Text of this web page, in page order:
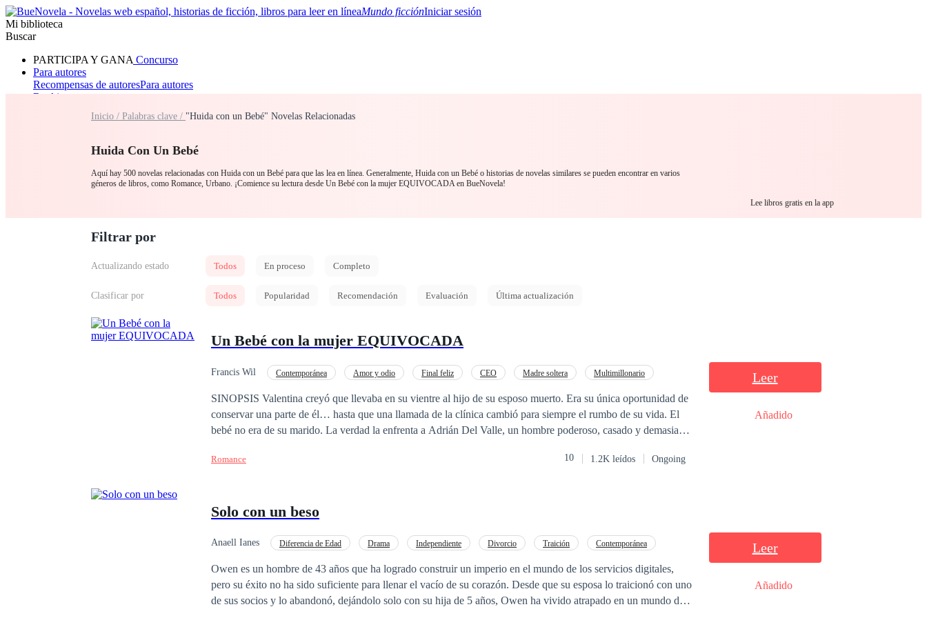
Mundo ficciónIniciar sesión
Mi biblioteca
Buscar
PARTICIPA Y GANA Concurso
Para autores
Recompensas de autoresPara autores
Ranking
RomanceHombre loboMafiaSistema
Inicio / Palabras clave / "Huida con un Bebé" Novelas Relacionadas
Huida Con Un Bebé
Aquí hay 500 novelas relacionadas con Huida con un Bebé para que las lea en línea. Generalmente, Huida con un Bebé o historias de novelas similares se pueden encontrar en varios
géneros de libros, como Romance, Urbano. ¡Comience su lectura desde Un Bebé con la mujer EQUIVOCADA en BueNovela!
Lee libros gratis en la app
Filtrar por
Actualizando estado Todos En proceso Completo
Clasificar por Todos Popularidad Recomendación Evaluación Última actualización
Un Bebé con la mujer EQUIVOCADA
Francis Wil Contemporánea Amor y odio Final feliz CEO Madre soltera
Multimillonario
SINOPSIS Valentina creyó que llevaba en su vientre al hijo de su esposo muerto. Era su única oportunidad de
conservar una parte de él… hasta que una llamada de la clínica cambió para siempre el rumbo de su vida. El
bebé no era de su marido. La verdad la enfrenta a Adrián Del Valle, un hombre poderoso, casado y demasiado
en algo mucho más peligroso. Porque Adrián no sabe retroceder. Y cuanto más intenta Valentina mantenerlo
lo que considera suyo.
Romance 10 1.2K leídos Ongoing
Leer
Añadido
Solo con un beso
Anaell Ianes Diferencia de Edad Drama Independiente Divorcio Traición
Contemporánea
Owen es un hombre de 43 años que ha logrado construir un imperio en el mundo de los servicios digitales,
pero su éxito no ha sido suficiente para llenar el vacío de su corazón. Desde que su esposa lo traicionó con uno
de sus socios y lo abandonó, dejándolo solo con su hija de 5 años, Owen ha vivido atrapado en un mundo de
Leer
Añadido